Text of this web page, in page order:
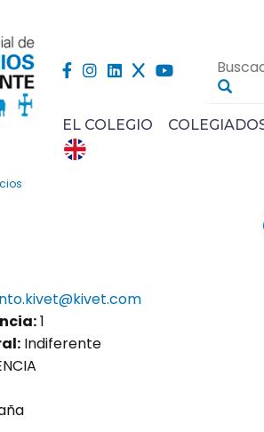
EL COLEGIO
1
Indiferente